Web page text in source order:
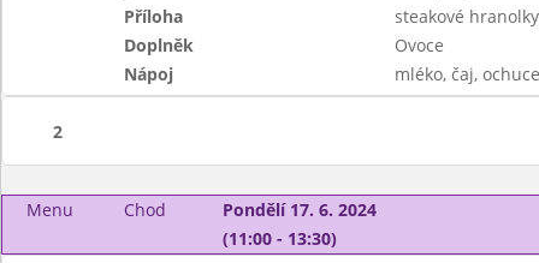
Příloha
steakové hranolky
Doplněk
Ovoce
Nápoj
mléko, čaj,
2
Menu Chod
Pondělí 17. 6. 2024
(11:00 - 13:30)